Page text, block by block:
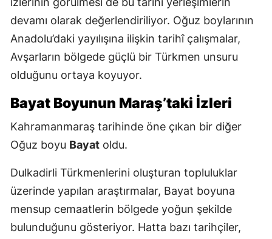
devamı olarak değerlendiriliyor. Oğuz boylarının
Anadolu’daki yayılışına ilişkin tarihî çalışmalar,
Avşarların bölgede güçlü bir Türkmen unsuru
olduğunu ortaya koyuyor.
Bayat Boyunun Maraş’taki İzleri
Kahramanmaraş tarihinde öne çıkan bir diğer
Oğuz boyu Bayat oldu.
Dulkadirli Türkmenlerini oluşturan topluluklar
üzerinde yapılan araştırmalar, Bayat boyuna
mensup cemaatlerin bölgede yoğun şekilde
bulunduğunu gösteriyor. Hatta bazı tarihçiler,